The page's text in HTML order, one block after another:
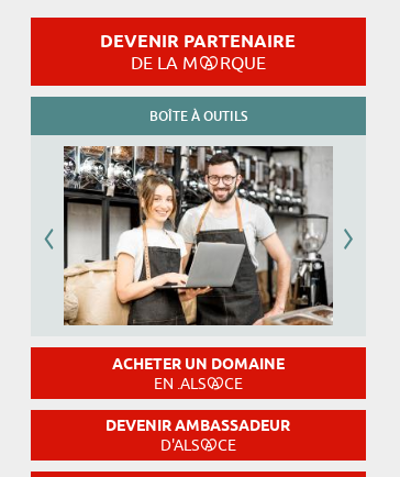
DEVENIR PARTENAIRE
DE LA M RQUE
BOÎTE À OUTILS
ACHETER UN DOMAINE
EN .ALS CE
DEVENIR AMBASSADEUR
D'ALS CE